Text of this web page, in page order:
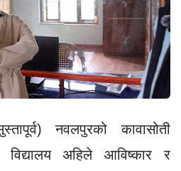
नवलपुरको कावासोती
विद्यालय अहिले आविष्कार र